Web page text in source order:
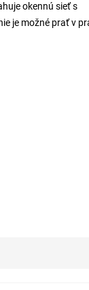
okennú sieť s
je možné prať v